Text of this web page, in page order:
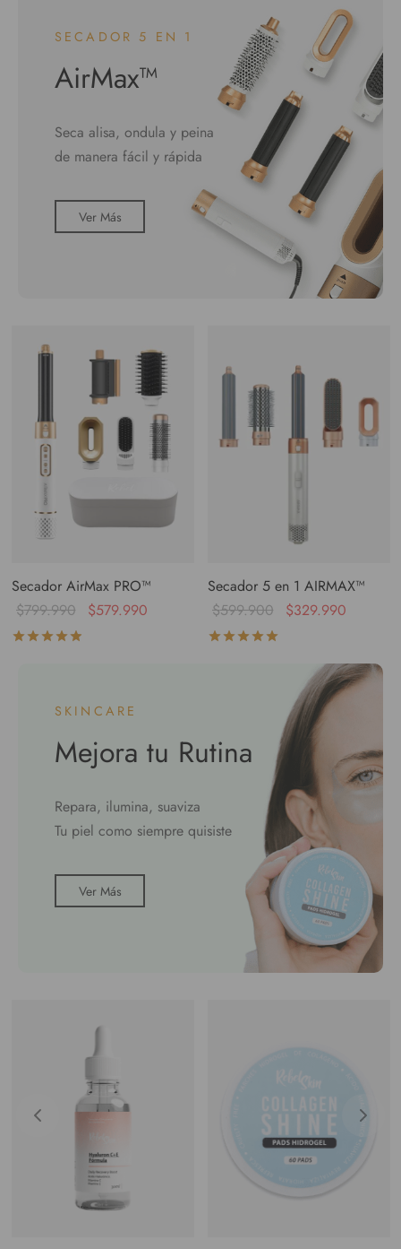
SECADOR 5 EN 1
AirMax™
Seca alisa, ondula y peina
de manera fácil y rápida
Ver Más
Secador AirMax PRO™
$799.990 $579.990
Secador 5 en 1 AIRMAX™
$599.900 $329.990
SKINCARE
Mejora tu Rutina
Repara, ilumina, suaviza
Tu piel como siempre quisiste
Ver Más